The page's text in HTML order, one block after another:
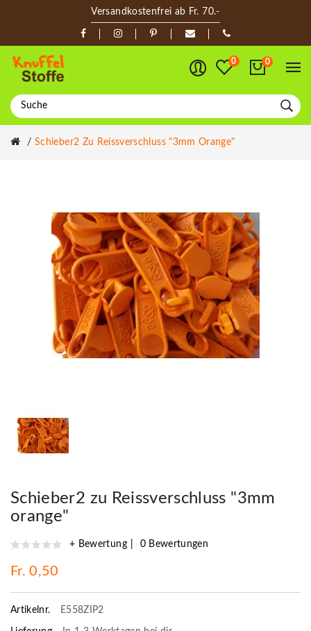
Versandkostenfrei ab Fr. 70.-
0 0
Schieber2 Zu Reissverschluss "3mm Orange"
Schieber2 zu Reissverschluss "3mm
orange"
+ Bewertung 0 Bewertungen
Fr. 0,50
Artikelnr. E558ZIP2